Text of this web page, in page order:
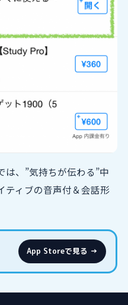
は、”気持ちが伝わる”中
ティブの音声付＆会話形
App Storeで見る →